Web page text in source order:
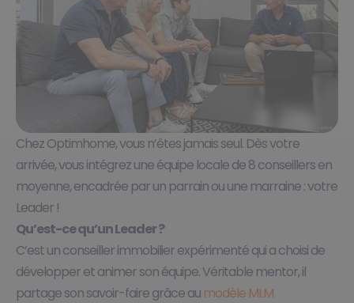
Chez Optimhome, vous n’êtes jamais seul. Dès votre
arrivée, vous intégrez une équipe locale de 8 conseillers en
moyenne, encadrée par un parrain ou une marraine : votre
Leader !
Qu’est-ce qu’un Leader ?​
C’est un conseiller immobilier expérimenté qui a choisi de
développer et animer son équipe. Véritable mentor, il
partage son savoir-faire grâce au modèle MLM